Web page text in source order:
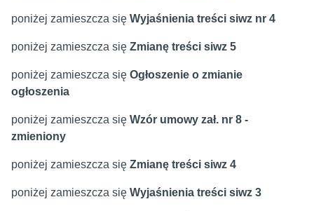
poniżej zamieszcza się Wyjaśnienia treści siwz nr 4
poniżej zamieszcza się Zmianę treści siwz 5
poniżej zamieszcza się Ogłoszenie o zmianie
ogłoszenia
poniżej zamieszcza się Wzór umowy zał. nr 8 -
zmieniony
poniżej zamieszcza się Zmianę treści siwz 4
poniżej zamieszcza się Wyjaśnienia treści siwz 3